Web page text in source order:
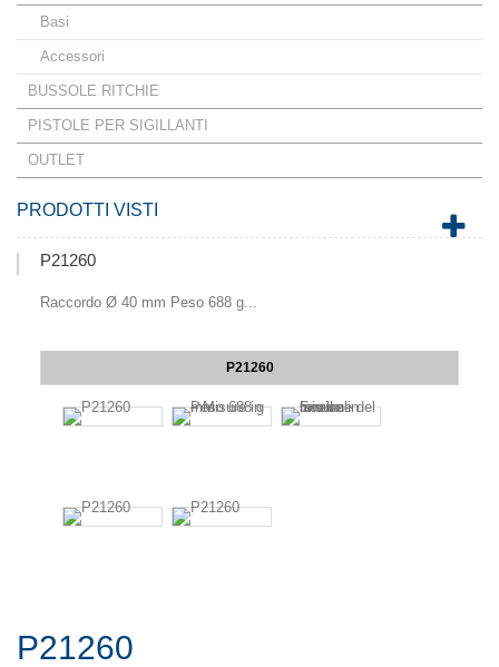
Basi
Accessori
BUSSOLE RITCHIE
PISTOLE PER SIGILLANTI
OUTLET
PRODOTTI VISTI
P21260
Raccordo Ø 40 mm Peso 688 g...
P21260
P21260